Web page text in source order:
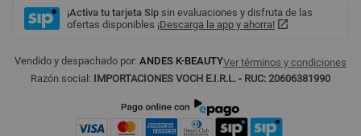
¡Activa tu tarjeta Sip sin evaluaciones y disfruta de las
ofertas disponibles ¡Descarga la app y ahorra!
Vendido y despachado por: ANDES K-BEAUTYVer términos y condiciones
Razón social: IMPORTACIONES VOCH E.I.R.L. - RUC: 20606381990